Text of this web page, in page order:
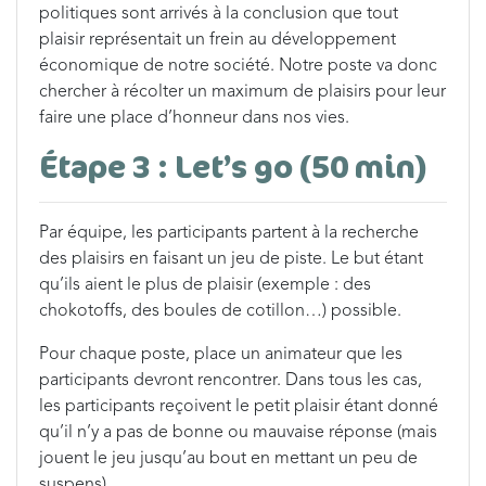
politiques sont arrivés à la conclusion que tout
plaisir représentait un frein au développement
économique de notre société. Notre poste va donc
chercher à récolter un maximum de plaisirs pour leur
faire une place d’honneur dans nos vies.
Étape 3 : Let’s go (50 min)
Par équipe, les participants partent à la recherche
des plaisirs en faisant un jeu de piste. Le but étant
qu’ils aient le plus de plaisir (exemple : des
chokotoffs, des boules de cotillon…) possible.
Pour chaque poste, place un animateur que les
participants devront rencontrer. Dans tous les cas,
les participants reçoivent le petit plaisir étant donné
qu’il n’y a pas de bonne ou mauvaise réponse (mais
jouent le jeu jusqu’au bout en mettant un peu de